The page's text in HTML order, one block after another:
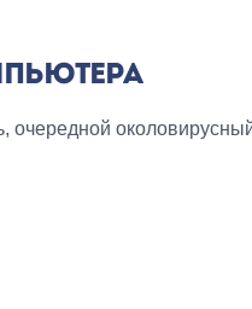
очередной